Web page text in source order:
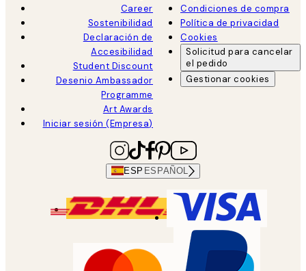
Career
Sostenibilidad
Declaración de
Accesibilidad
Student Discount
Desenio Ambassador
Programme
Art Awards
Iniciar sesión (Empresa)
Condiciones de compra
Política de privacidad
Cookies
Solicitud para cancelar
el pedido
Gestionar cookies
ESP ESPAÑOL